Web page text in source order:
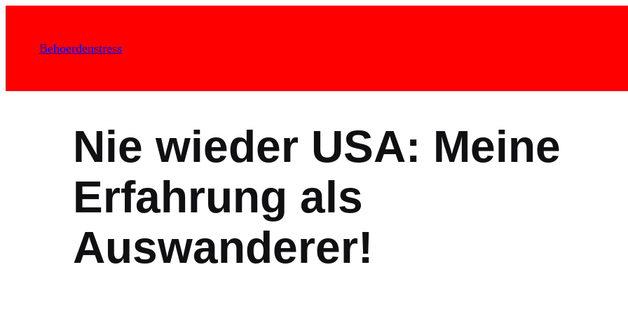
springenBehoerdenstress
Nie wieder USA: Meine
Erfahrung als
Auswanderer!